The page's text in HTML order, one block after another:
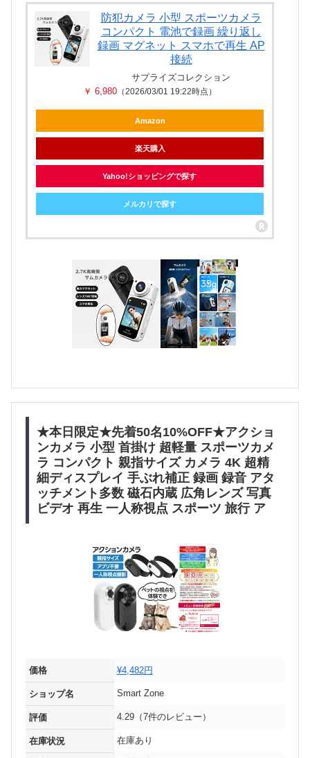
防犯カメラ 小型 スポーツカメラ
コンパクト 電池で録画 繰り返し
録画 マグネット スマホで再生 AP
接続
サプライズコレクション
￥ 6,980 （2026/03/01 19:22時点）
Amazon
楽天購入
Yahoo!ショッピングで探す
メルカリで探す
★本日限定★先着50名10%OFF★アクショ
ンカメラ 小型 首掛け 超軽量 スポーツカメ
ラ コンパクト 親指サイズ カメラ 4K 超精
細ディスプレイ 手ぶれ補正 録画 録音 アタ
ッチメント多数 磁石内蔵 広角レンズ 写真
ビデオ 再生 一人称視点 スポーツ 旅行 ア
価格 ¥4,482円
ショップ名 Smart Zone
評価 4.29（7件のレビュー）
在庫状況 在庫あり